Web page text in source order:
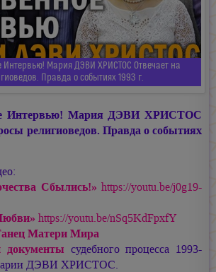
Интервью! Мария ДЭВИ ХРИСТОС Отвечает на
Правда о событиях 1993 г.
Интервью! Мария ДЭВИ ХРИСТОС
религиоведов. Правда о событиях
Сбылись!» https://youtu.be/j0g19-
https://youtu.be/nSq5KdFpxfY
Матери Мира
судебного процесса 1993-
ДЭВИ ХРИСТОС.